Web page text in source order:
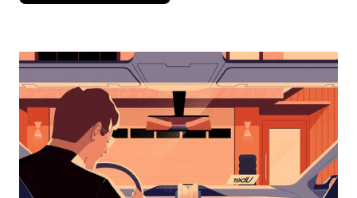
de
de
te
openen
een
datum
te
selecteren.
Druk